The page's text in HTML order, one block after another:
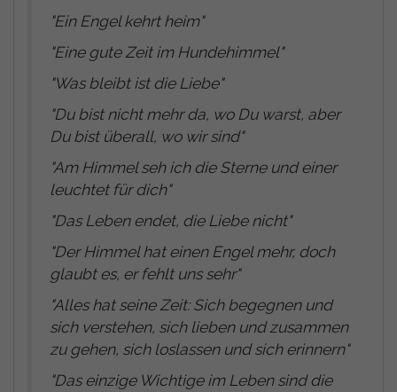
"Ein Engel kehrt heim"
"Eine gute Zeit im Hundehimmel"
"Was bleibt ist die Liebe"
"Du bist nicht mehr da, wo Du warst, aber
Du bist überall, wo wir sind"
"Am Himmel seh ich die Sterne und einer
leuchtet für dich"
"Das Leben endet, die Liebe nicht"
"Der Himmel hat einen Engel mehr, doch
glaubt es, er fehlt uns sehr"
"Alles hat seine Zeit: Sich begegnen und
sich verstehen, sich lieben und zusammen
zu gehen, sich loslassen und sich erinnern"
"Das einzige Wichtige im Leben sind die